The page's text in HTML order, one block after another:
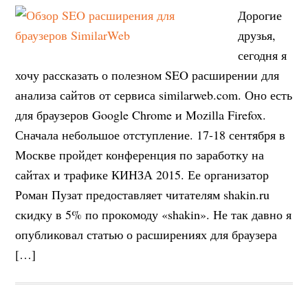
Дорогие
друзья,
сегодня я
хочу рассказать о полезном SEO расширении для
анализа сайтов от сервиса similarweb.com. Оно есть
для браузеров Google Chrome и Mozilla Firefox.
Сначала небольшое отступление. 17-18 сентября в
Москве пройдет конференция по заработку на
сайтах и трафике КИНЗА 2015. Ее организатор
Роман Пузат предоставляет читателям shakin.ru
скидку в 5% по прокомоду «shakin». Не так давно я
опубликовал статью о расширениях для браузера
[…]